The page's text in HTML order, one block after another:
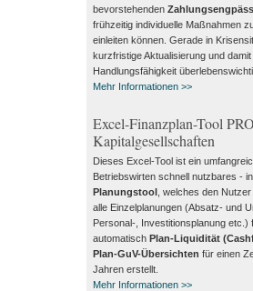
bevorstehenden
frühzeitig individuelle Maßnahmen
einleiten können. Gerade in
kurzfristige Aktualisierung und
Handlungsfähigkeit
Mehr Informationen >>
Excel-Finanzplan-Tool
Kapitalgesellschaften
Dieses Excel-Tool ist ein
Betriebswirten schnell nutzbares -
Planungstool, welches den
alle Einzelplanungen (Absatz- und
Personal-, Investitionsplanung etc.)
automatisch Plan-Liquidität
Plan-GuV-Übersichten für einen
Jahren erstellt.
Mehr Informationen >>